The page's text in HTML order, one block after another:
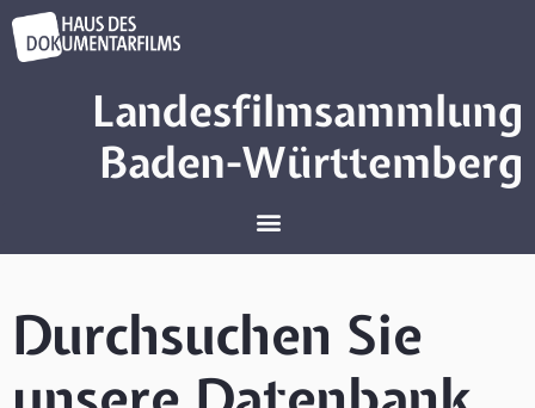
Landesfilmsammlung
Baden-Württemberg
Durchsuchen Sie